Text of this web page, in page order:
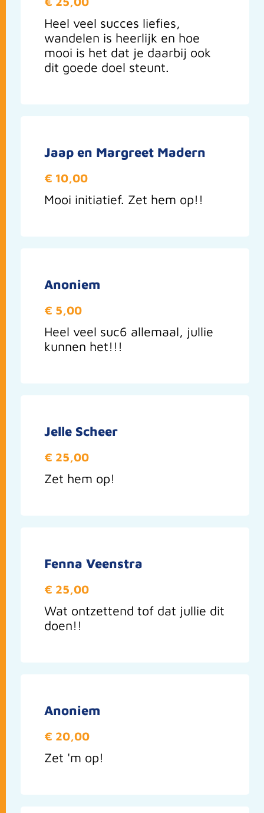
Heel veel succes liefies,
wandelen is heerlijk en hoe
mooi is het dat je daarbij ook
dit goede doel steunt.
Jaap en Margreet Madern
€ 10,00
Mooi initiatief. Zet hem op!!
Anoniem
€ 5,00
Heel veel suc6 allemaal, jullie
kunnen het!!!
Jelle Scheer
€ 25,00
Zet hem op!
Fenna Veenstra
€ 25,00
Wat ontzettend tof dat jullie dit
doen!!
Anoniem
€ 20,00
Zet 'm op!